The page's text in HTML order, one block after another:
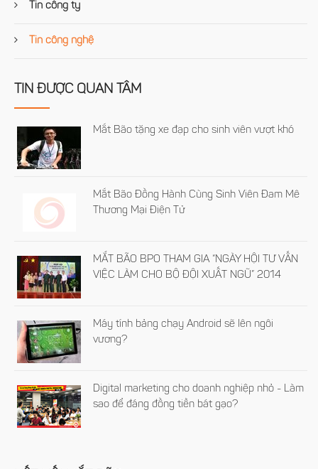
Tin công ty
Tin công nghệ
TIN ĐƯỢC QUAN TÂM
Mắt Bão tặng xe đạp cho sinh viên vượt khó
Mắt Bão Đồng Hành Cùng Sinh Viên Đam Mê
Thương Mại Điện Tử
MẮT BÃO BPO THAM GIA “NGÀY HỘI TƯ VẤN
VIỆC LÀM CHO BỘ ĐỘI XUẤT NGŨ” 2014
Máy tính bảng chạy Android sẽ lên ngôi
vương?
Digital marketing cho doanh nghiệp nhỏ - Làm
sao để đáng đồng tiền bát gạo?